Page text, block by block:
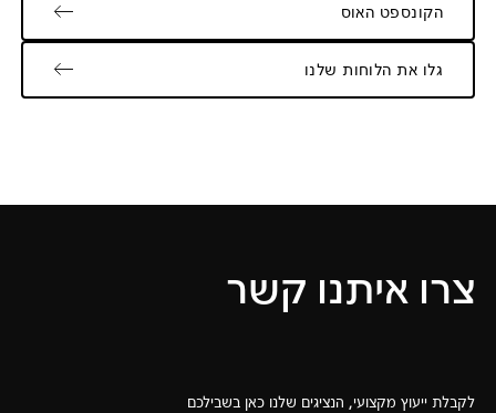
הקונספט האוס
גלו את הלוחות שלנו
צרו איתנו קשר
לקבלת ייעוץ מקצועי, הנציגים שלנו כאן בשבילכם